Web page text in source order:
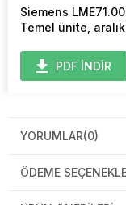
Siemens
Temel ünite,
PDF İNDİR
YORUMLAR(0)
ÖDEME